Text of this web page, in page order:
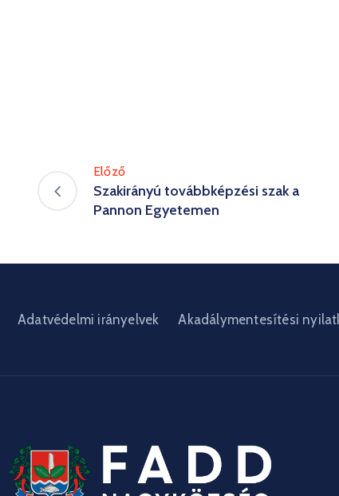
Előző
Szakirányú továbbképzési szak a
Pannon Egyetemen
Adatvédelmi irányelvek Akadálymentesítési